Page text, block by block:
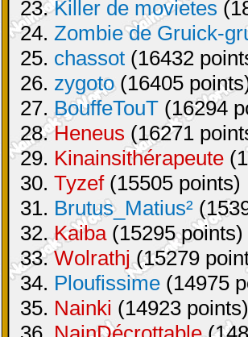
23.Killer de movietes
24. Zombie de Gruick-
25. chassot (16432
26. zygoto(16405
27. BouffeTouT (16294
28.Heneus (16271
29. Kinainsithérapeute
30. Tyzef(15505 points)
31. Brutus_Matius²
32.Kaiba(15295 points)
33.Wolrathj(15279
34. Ploufissime (14975
35. Nainki (14923 points)